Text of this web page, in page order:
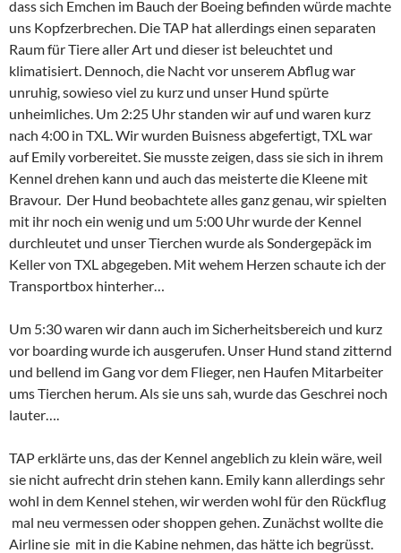
dass sich Emchen im Bauch der Boeing befinden würde machte
uns Kopfzerbrechen. Die TAP hat allerdings einen separaten
Raum für Tiere aller Art und dieser ist beleuchtet und
klimatisiert. Dennoch, die Nacht vor unserem Abflug war
unruhig, sowieso viel zu kurz und unser Hund spürte
unheimliches. Um 2:25 Uhr standen wir auf und waren kurz
nach 4:00 in TXL. Wir wurden Buisness abgefertigt, TXL war
auf Emily vorbereitet. Sie musste zeigen, dass sie sich in ihrem
Kennel drehen kann und auch das meisterte die Kleene mit
Bravour. Der Hund beobachtete alles ganz genau, wir spielten
mit ihr noch ein wenig und um 5:00 Uhr wurde der Kennel
durchleutet und unser Tierchen wurde als Sondergepäck im
Keller von TXL abgegeben. Mit wehem Herzen schaute ich der
Transportbox hinterher…
Um 5:30 waren wir dann auch im Sicherheitsbereich und kurz
vor boarding wurde ich ausgerufen. Unser Hund stand zitternd
und bellend im Gang vor dem Flieger, nen Haufen Mitarbeiter
ums Tierchen herum. Als sie uns sah, wurde das Geschrei noch
lauter….
TAP erklärte uns, das der Kennel angeblich zu klein wäre, weil
sie nicht aufrecht drin stehen kann. Emily kann allerdings sehr
wohl in dem Kennel stehen, wir werden wohl für den Rückflug
mal neu vermessen oder shoppen gehen. Zunächst wollte die
Airline sie mit in die Kabine nehmen, das hätte ich begrüsst.